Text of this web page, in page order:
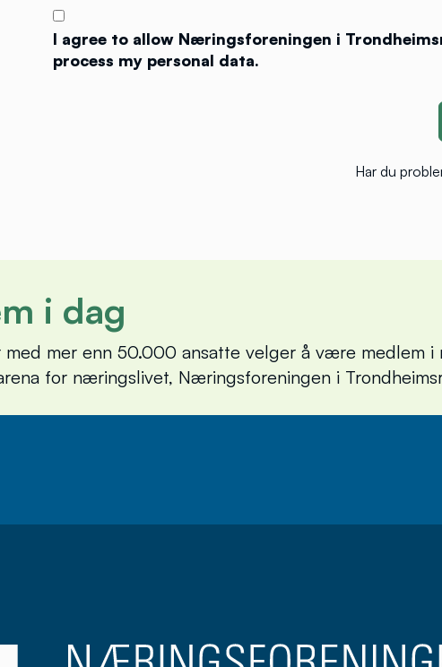
I agree to allow Næringsforeningen i
process my personal data.
Har du
i dag
med mer enn 50.000 ansatte velger å være medlem i
for næringslivet, Næringsforeningen i